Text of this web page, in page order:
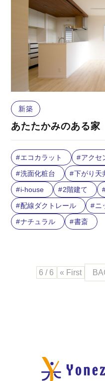
新築
あたたかみのある家
エコカラット アクセ
洗面化粧台
下がり天
i-house
2階建て
配線ダクトレール
ニ
ナチュラル
書斎
6 / 6 « First